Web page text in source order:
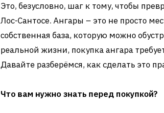
Это, безусловно, шаг к тому, чтобы
Лос-Сантосе. Ангары – это не просто
собственная база, которую можно
реальной жизни, покупка ангара
Давайте разберёмся, как сделать это
Что вам нужно знать перед покупкой?